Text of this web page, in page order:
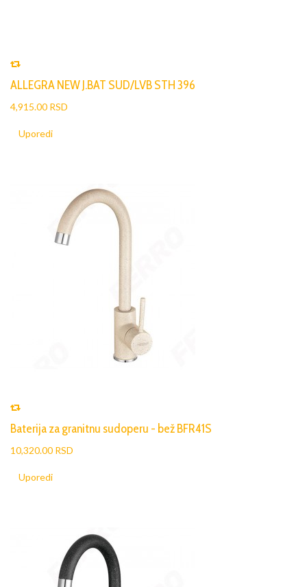
ALLEGRA NEW J.BAT SUD/LVB STH 396
4,915.00 RSD
Uporedi
Baterija za granitnu sudoperu - bež BFR41S
10,320.00 RSD
Uporedi